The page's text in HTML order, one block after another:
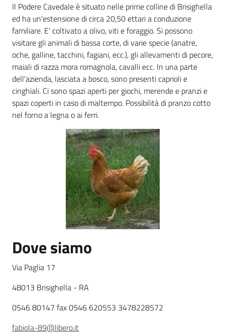
Agricoltura
in
cifre
Agricoltura,
caccia e
pesca
Servizi
Leggi atti bandi
progetti
Il Podere Cavedale è situato nelle prime colline di Brisighella
ed ha un'estensione di circa 20,50 ettari a conduzione
familiare. E' coltivato a olivo, viti e foraggio. Si possono
visitare gli animali di bassa corte, di varie specie (anatre,
oche, galline, tacchini, fagiani, ecc.), gli allevamenti di pecore,
maiali di razza mora romagnola, cavalli ecc. In una parte
dell'azienda, lasciata a bosco, sono presenti caprioli e
cinghiali. Ci sono spazi aperti per giochi, merende e pranzi e
spazi coperti in caso di maltempo. Possibilità di pranzo cotto
nel forno a legna o ai ferri.
Dove siamo
Via Paglia 17
48013 Brisighella - RA
0546 80147 fax 0546 620553 3478228572
fabiola-89@libero.it